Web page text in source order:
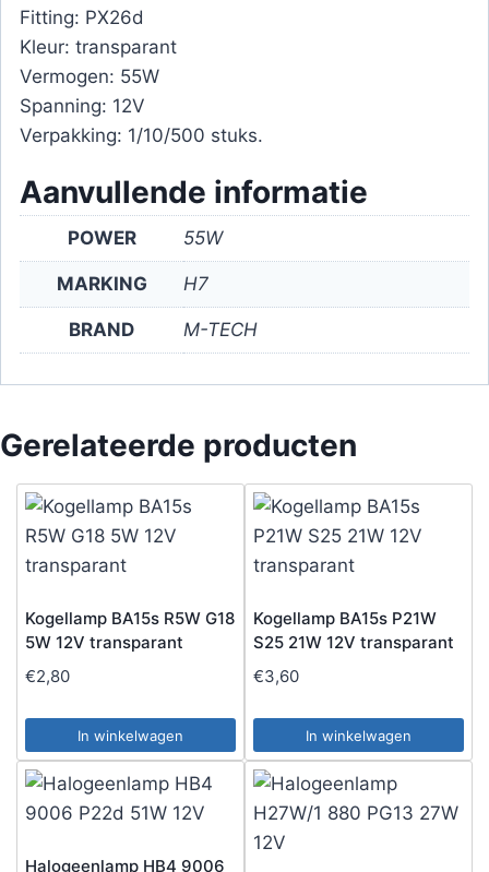
Fitting: PX26d
Kleur: transparant
Vermogen: 55W
Spanning: 12V
Verpakking: 1/10/500 stuks.
Aanvullende informatie
POWER 55W
MARKING H7
BRAND M-TECH
Gerelateerde producten
Kogellamp BA15s R5W G18
5W 12V transparant
€2,80
In winkelwagen
Kogellamp BA15s P21W
S25 21W 12V transparant
€3,60
In winkelwagen
Halogeenlamp HB4 9006